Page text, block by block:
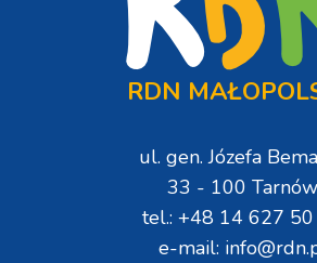
RDN
ul. gen. Józefa
33 - 100 Tarnów
tel.: +48 14 627
e-mail: